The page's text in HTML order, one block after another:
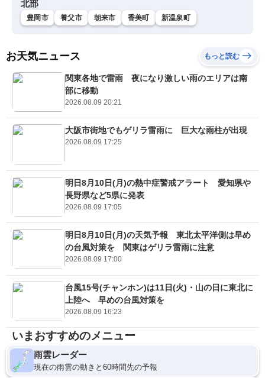
北部
豊岡市 養父市 朝来市 香美町 新温泉町
お天気ニュース もっと読む
関東各地で雷雨 夜になり激しい雨のエリアは南
部に移動
2026.08.09 20:21
大阪市街地でもゲリラ雷雨に 巨大な雨柱が出現
2026.08.09 17:25
明日8月10日(月)の熱中症警戒アラート 愛知県や
長野県など5県に発表
2026.08.09 17:05
明日8月10日(月)の天気予報 東北太平洋側は早め
の台風対策を 関東はゲリラ雷雨に注意
2026.08.09 17:00
台風15号(チャンホン)は11日(火)・山の日に東北に
上陸へ 早めの台風対策を
2026.08.09 16:23
いまおすすめのメニュー
雨雲レーダー
現在の雨雲の動きと60時間先の予報